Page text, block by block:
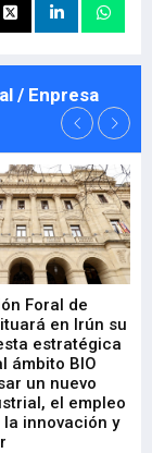
/ Enpresa
Foral de
en Irún su
estratégica
ámbito BIO
un nuevo
el empleo
innovación y